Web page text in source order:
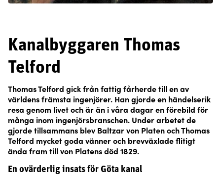
Kanalbyggaren Thomas
Telford
Thomas Telford gick från fattig fårherde till en av
världens främsta ingenjörer. Han gjorde en händelserik
resa genom livet och är än i våra dagar en förebild för
många inom ingenjörsbranschen. Under arbetet de
gjorde tillsammans blev Baltzar von Platen och Thomas
Telford mycket goda vänner och brevväxlade flitigt
ända fram till von Platens död 1829.
En ovärderlig insats för Göta kanal